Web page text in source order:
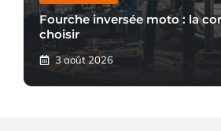
Fourche inversée moto : la
choisir
3 août 2026